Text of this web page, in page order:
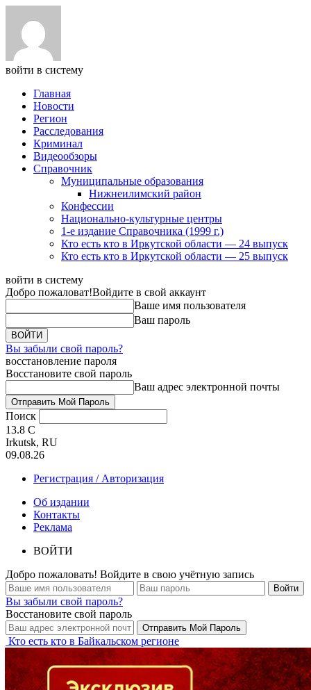
войти в систему
Главная
Новости
Регион
Расследования
Криминал
Видеообзоры
Справочник
Муниципальные образования
Нижнеилимский район
Конфессии
Национально-культурные центры
1-е издание Справочника (1999 г.)
Кто есть кто в Иркутской области — 24 выпуск
Кто есть кто в Иркутской области — 25 выпуск
войти в систему
Добро пожаловат!Войдите в свой аккаунт
Ваше имя пользователя
Ваш пароль
Вы забыли свой пароль?
восстановление пароля
Восстановите свой пароль
Ваш адрес электронной почты
Поиск
13.8 C
Irkutsk, RU
09.08.26
Регистрация / Авторизация
Об издании
Контакты
Реклама
ВОЙТИ
Добро пожаловать! Войдите в свою учётную запись
Вы забыли свой пароль?
Восстановите свой пароль
Кто есть кто в Байкальском регионе